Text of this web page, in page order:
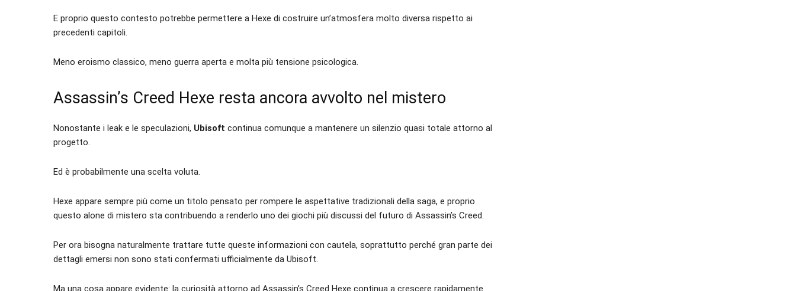
E proprio questo contesto potrebbe permettere a Hexe di costruire un’atmosfera molto diversa rispetto ai
precedenti capitoli.
Meno eroismo classico, meno guerra aperta e molta più tensione psicologica.
Assassin’s Creed Hexe resta ancora avvolto nel mistero
Nonostante i leak e le speculazioni, Ubisoft continua comunque a mantenere un silenzio quasi totale attorno al
progetto.
Ed è probabilmente una scelta voluta.
Hexe appare sempre più come un titolo pensato per rompere le aspettative tradizionali della saga, e proprio
questo alone di mistero sta contribuendo a renderlo uno dei giochi più discussi del futuro di Assassin’s Creed.
Per ora bisogna naturalmente trattare tutte queste informazioni con cautela, soprattutto perché gran parte dei
dettagli emersi non sono stati confermati ufficialmente da Ubisoft.
Ma una cosa appare evidente: la curiosità attorno ad Assassin’s Creed Hexe continua a crescere rapidamente.